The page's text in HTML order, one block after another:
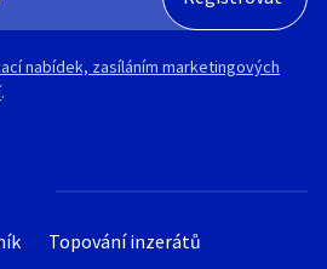
Topování inzerátů
nabídek, zasíláním marketingových
.